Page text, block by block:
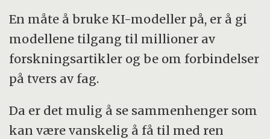
En måte å bruke KI-modeller på, er å gi
modellene tilgang til millioner av
forskningsartikler og be om forbindelser
på tvers av fag.
Da er det mulig å se sammenhenger som
kan være vanskelig å få til med ren